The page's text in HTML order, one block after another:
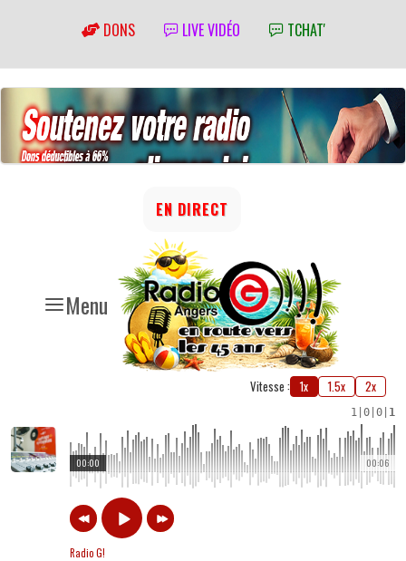
DONS LIVE VIDÉO TCHAT'
Menu
EN DIRECT
Vitesse : 1x 1.5x 2x
1 0 0 1
00:06
00:00
Radio G!